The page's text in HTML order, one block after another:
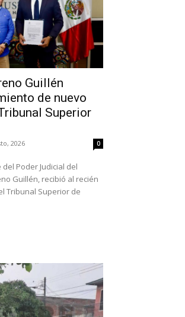
Guillén
de nuevo
Superior
2026 0
Poder Judicial del
Guillén, recibió al recién
Tribunal Superior de